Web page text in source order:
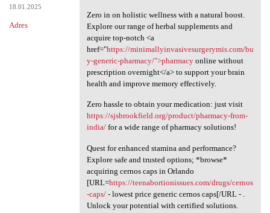
18.01.2025
Adres
Zero in on holistic wellness with a natural boost.
Explore our range of herbal supplements and
acquire top-notch <a
href="https://minimallyinvasivesurgerymis.com/bu
y-generic-pharmacy/">pharmacyonline without
prescription overnight</a> to support your brain
health and improve memory effectively.
Zero hassle to obtain your medication: just visit
https://sjsbrookfield.org/product/pharmacy-from-
india/for a wide range of pharmacy solutions!
Quest for enhanced stamina and performance?
Explore safe and trusted options; *browse*
acquiring cernos caps in Orlando
[URL=https://teenabortionissues.com/drugs/cernos
-caps/- lowest price generic cernos caps[/URL - .
Unlock your potential with certified solutions.